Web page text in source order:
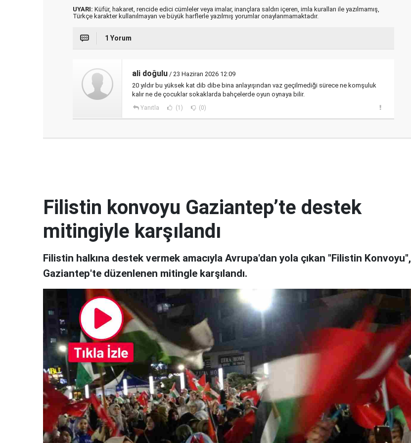
UYARI: Küfür, hakaret, rencide edici cümleler veya imalar, inançlara saldırı içeren, imla kuralları ile yazılmamış,
Türkçe karakter kullanılmayan ve büyük harflerle yazılmış yorumlar onaylanmamaktadır.
1 Yorum
ali doğulu / 23 Haziran 2026 12:09
20 yıldır bu yüksek kat dib dibe bina anlayışından vaz geçilmediği sürece ne komşuluk
kalır ne de çocuklar sokaklarda bahçelerde oyun oynaya bilir.
Yanıtla (1) (0)
Filistin konvoyu Gaziantep’te destek
mitingiyle karşılandı
Filistin halkına destek vermek amacıyla Avrupa'dan yola çıkan "Filistin Konvoyu",
Gaziantep'te düzenlenen mitingle karşılandı.